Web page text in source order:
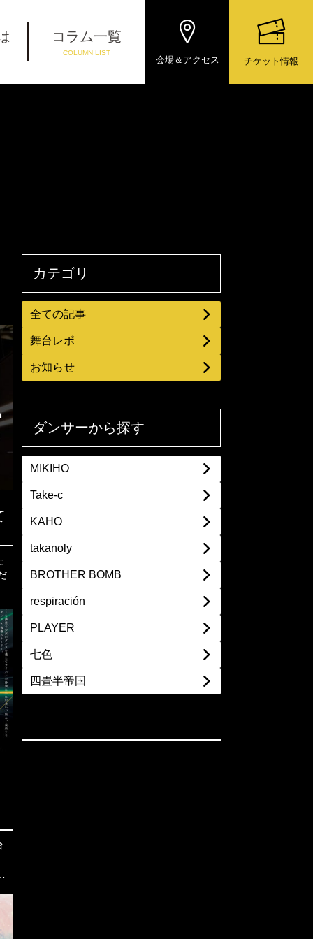
コラム一覧
COLUMN LIST
会場＆アクセス チケット情報
カテゴリ
全ての記事
舞台レポ
お知らせ
ダンサーから探す
MIKIHO
Take-c
KAHO
takanoly
BROTHER BOMB
respiración
PLAYER
七色
四畳半帝国